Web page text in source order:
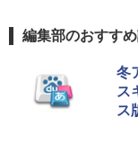
編集部のおすす
冬
ス
ス